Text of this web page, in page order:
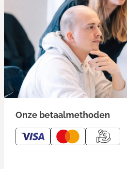
Onze betaalmethoden